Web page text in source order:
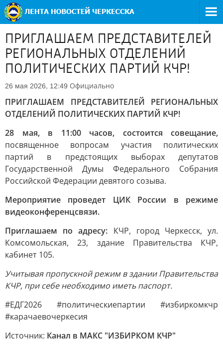
ПРИГЛАШАЕМ ПРЕДСТАВИТЕЛЕЙ
РЕГИОНАЛЬНЫХ ОТДЕЛЕНИЙ
ПОЛИТИЧЕСКИХ ПАРТИЙ КЧР!
26 мая 2026, 12:49 Официально
ПРИГЛАШАЕМ ПРЕДСТАВИТЕЛЕЙ РЕГИОНАЛЬНЫХ
ОТДЕЛЕНИЙ ПОЛИТИЧЕСКИХ ПАРТИЙ КЧР!
28 мая, в 11:00 часов, состоится совещание,
посвященное вопросам участия политических
партий в предстоящих выборах депутатов
Государственной Думы Федерального Собрания
Российской Федерации девятого созыва.
Мероприятие проведет ЦИК России в режиме
видеоконференцсвязи.
Приглашаем по адресу: КЧР, город Черкесск, ул.
Комсомольская, 23, здание Правительства КЧР,
кабинет 105.
Учитывая пропускной режим в здании Правительства
КЧР, при себе необходимо иметь паспорт.
#ЕДГ2026 #политическиепартии #избиркомкчр
#карачаевочеркесия
Источник: Канал в МАКС "ИЗБИРКОМ КЧР"